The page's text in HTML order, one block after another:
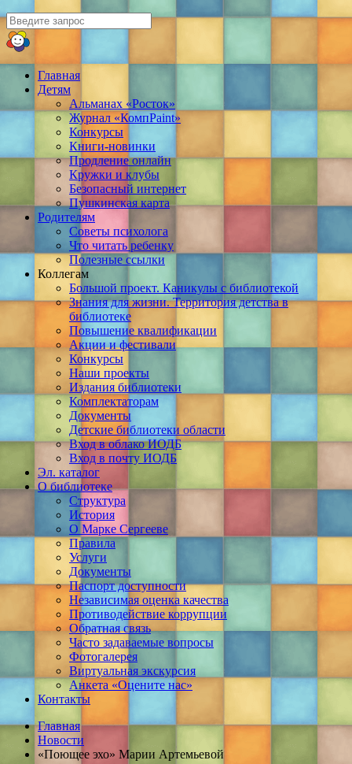
Главная
Детям
Альманах «Росток»
Журнал «КомпPaint»
Конкурсы
Книги-новинки
Продление онлайн
Кружки и клубы
Безопасный интернет
Пушкинская карта
Родителям
Советы психолога
Что читать ребенку
Полезные ссылки
Коллегам
Большой проект. Каникулы с библиотекой
Знания для жизни. Территория детства в
библиотеке
Повышение квалификации
Акции и фестивали
Конкурсы
Наши проекты
Издания библиотеки
Комплектаторам
Документы
Детские библиотеки области
Вход в облако ИОДБ
Вход в почту ИОДБ
Эл. каталог
О библиотеке
Структура
История
О Марке Сергееве
Правила
Услуги
Документы
Паспорт доступности
Независимая оценка качества
Противодействие коррупции
Обратная связь
Часто задаваемые вопросы
Фотогалерея
Виртуальная экскурсия
Анкета «Оцените нас»
Контакты
Главная
Новости
«Поющее эхо» Марии Артемьевой